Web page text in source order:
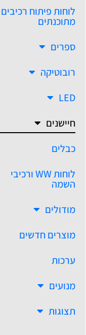
לוחות פיתוח רכיבים
מתוכנתים
ספרים
רובוטיקה
LED
חיישנים
כבלים
לוחות WW ורכיבי
השמה
מודולים
מוצרים חדשים
ערכות
מנועים
תצוגות